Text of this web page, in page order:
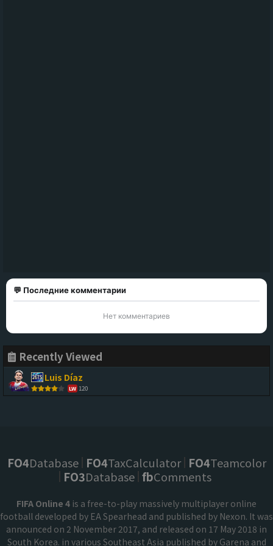
💬 Последние комментарии
Нет комментариев
Recently Viewed
Luis Díaz
LW 120
FO4Database FO4TaxCalculator FO4Teamcolor
FO3Database fbComments
FIFA Online 4 is a free-to-play massively multiplayer online
football developed by EA Spearhead and published by Nexon. It was
announced on 2 November 2017, and released on 17 May 2018 in
South Korea. in various Southeast Asia published by Garena and